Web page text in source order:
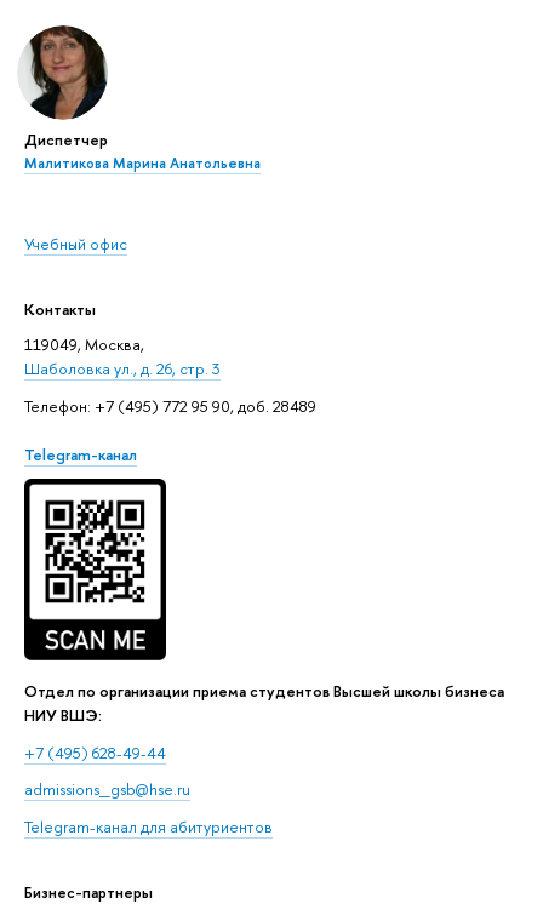
Диспетчер
Малитикова Марина Анатольевна
Учебный офис
Контакты
119049, Москва,
Шаболовка ул., д. 26, стр. 3
Телефон: +7 (495) 772 95 90, доб. 28489
Telegram-канал
Отдел по организации приема студентов Высшей школы бизнеса
НИУ ВШЭ:
+7 (495) 628-49-44
admissions_gsb@hse.ru
Telegram-канал для абитуриентов
Бизнес-партнеры